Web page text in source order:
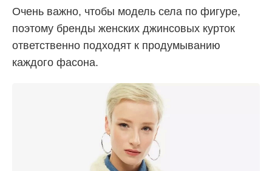
Очень важно, чтобы модель села по фигуре,
поэтому бренды женских джинсовых курток
ответственно подходят к продумыванию
каждого фасона.